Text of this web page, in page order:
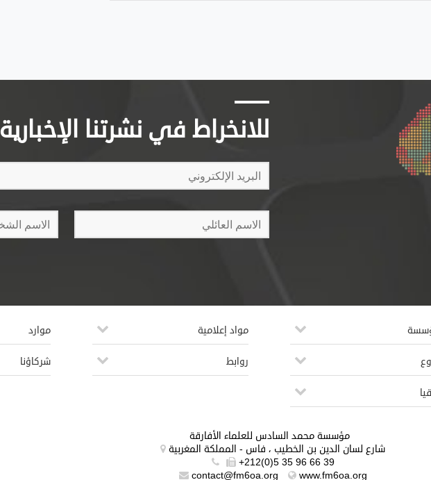
للانخراط في نشرتنا الإخبارية
مواد إعلامية
روابط
موارد
شركاؤنا
مؤسسة محمد السادس للعلماء الأفارقة
شارع لسان الدين بن الخطيب ، فاس - المملكة المغربية
+212(0)5 35 96 66 39
contact@fm6oa.org
www.fm6oa.org